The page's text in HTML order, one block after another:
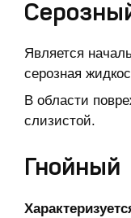
Является
серозная
В области
слизистой.
Гнойный